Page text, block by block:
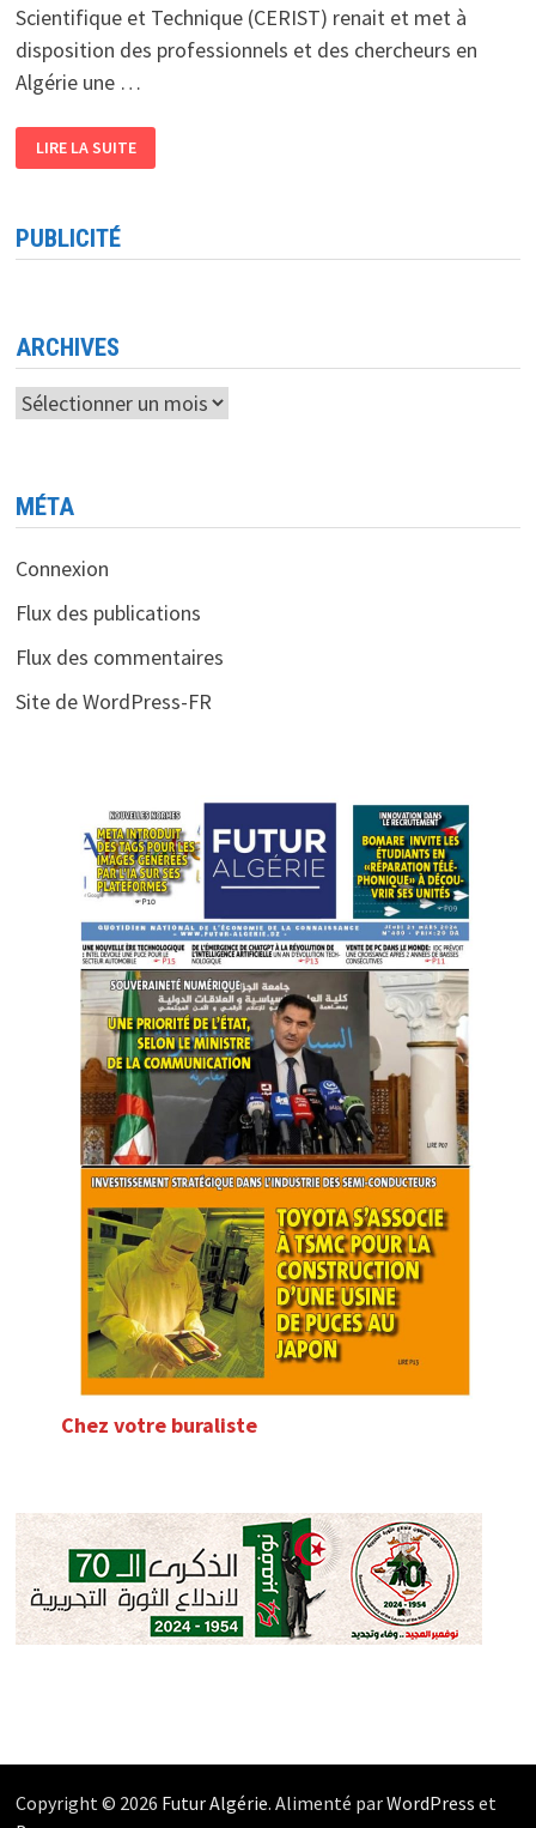
Scientifique et Technique (CERIST) renait et met à
disposition des professionnels et des chercheurs en
Algérie une …
CLOUD
DU
SOLUTION
PERFORMANTE
CHERCHEURS
ET
PROFESSIONNELS
LIRE LA SUITE
PUBLICITÉ
ARCHIVES
Archives
MÉTA
Connexion
Flux des publications
Flux des commentaires
Site de WordPress-FR
Chez votre buraliste
Copyright © 2026 Futur Algérie. Alimenté parWordPress et